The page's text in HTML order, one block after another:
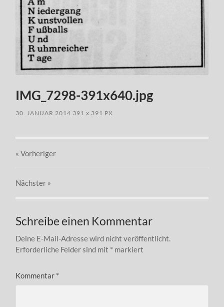
IMG_7298-391x640.jpg
30. JANUAR 2014 391x 391 PX
« Vorheriger
Nächster »
Schreibe einen Kommentar
Deine E-Mail-Adresse wird nicht veröffentlicht.
Erforderliche Felder sind mit * markiert
Kommentar *